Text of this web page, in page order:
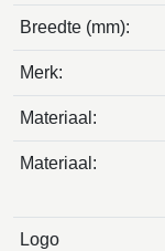
Breedte (mm):
Merk:
Materiaal:
Materiaal:
Logo